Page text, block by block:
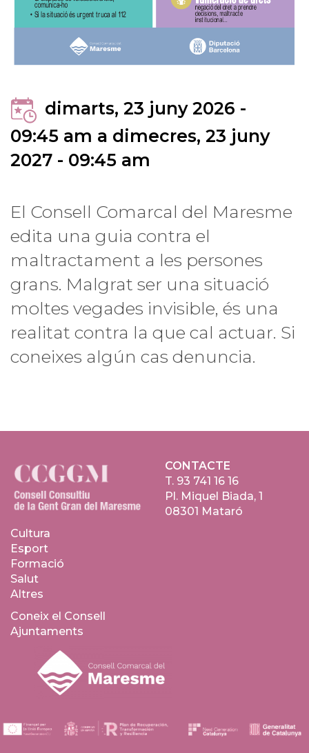
dimarts, 23 juny 2026 -
09:45 am a dimecres, 23 juny
2027 - 09:45 am
El Consell Comarcal del Maresme
edita una guia contra el
maltractament a les persones
grans. Malgrat ser una situació
moltes vegades invisible, és una
realitat contra la que cal actuar. Si
coneixes algún cas denuncia.
CONTACTE
T. 93 741 16 16
Pl. Miquel Biada, 1
08301 Mataró
Cultura
Esport
Formació
Salut
Altres
Coneix el Consell
Ajuntaments